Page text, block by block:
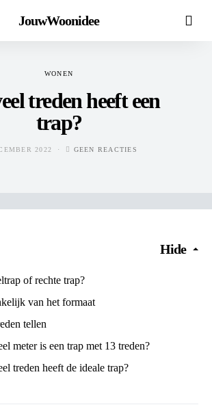
JouwWoonidee
WONEN
treden heeft een
trap?
2022 GEEN REACTIES
Hide
of rechte trap?
van het formaat
tellen
meter is een trap met 13 treden?
treden heeft de ideale trap?